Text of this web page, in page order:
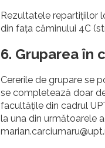
Rezultatele repartițiilor
din fața căminului 4C
6. Gruparea în
Cererile de grupare se
se completează doar
facultățile din cadrul
la una din următoarele